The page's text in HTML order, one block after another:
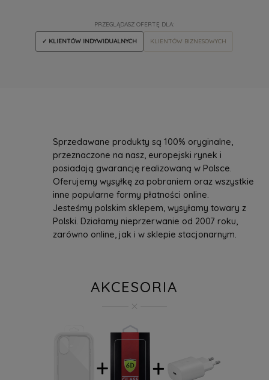
PRZEGLĄDASZ OFERTĘ DLA:
✓ KLIENTÓW INDYWIDUALNYCH KLIENTÓW BIZNESOWYCH
Sprzedawane produkty są 100% oryginalne,
przeznaczone na nasz, europejski rynek i
posiadają gwarancję realizowaną w Polsce.
Oferujemy wysyłkę za pobraniem oraz wszystkie
inne popularne formy płatności online.
Jesteśmy polskim sklepem, wysyłamy towary z
Polski. Działamy nieprzerwanie od 2007 roku,
zarówno online, jak i w sklepie stacjonarnym.
AKCESORIA